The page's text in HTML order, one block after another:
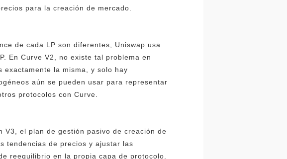
para la creación de mercado.
de cada LP son diferentes, Uniswap usa
En Curve V2, no existe tal problema en
la misma, y ​​solo hay
aún se pueden usar para representar
protocolos con Curve.
V3, el plan de gestión pasivo de creación de
tendencias de precios y ajustar las
reequilibrio en la propia capa de protocolo.